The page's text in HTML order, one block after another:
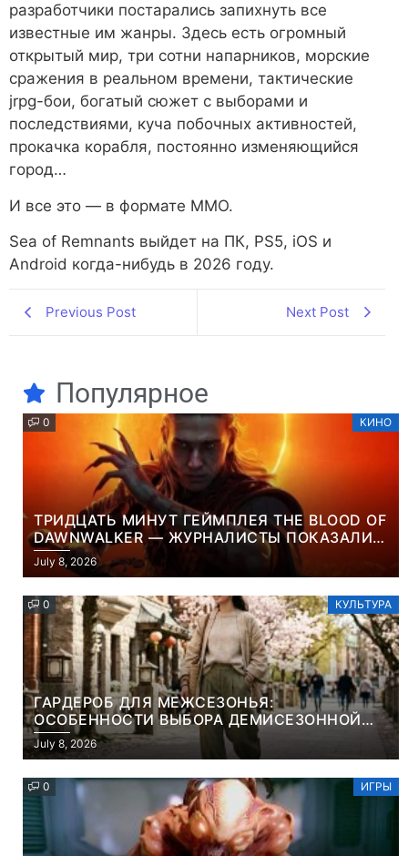
разработчики постарались запихнуть все
известные им жанры. Здесь есть огромный
открытый мир, три сотни напарников, морские
сражения в реальном времени, тактические
jrpg-бои, богатый сюжет с выборами и
последствиями, куча побочных активностей,
прокачка корабля, постоянно изменяющийся
город…
И все это — в формате ММО.
Sea of Remnants выйдет на ПК, PS5, iOS и
Android когда-нибудь в 2026 году.
Previous Post Next Post
Популярное
0 КИНО
ТРИДЦАТЬ МИНУТ ГЕЙМПЛЕЯ THE BLOOD OF
DAWNWALKER — ЖУРНАЛИСТЫ ПОКАЗАЛИ
НАЧАЛО НОВОЙ ИГРЫ ОТ ВЕТЕРАНОВ CD
PROJEKT RED
July 8, 2026
0 КУЛЬТУРА
ГАРДЕРОБ ДЛЯ МЕЖСЕЗОНЬЯ:
ОСОБЕННОСТИ ВЫБОРА ДЕМИСЕЗОННОЙ
ПАРКИ И ЭЛЕГАНТНОГО ЖЕНСКОГО ПЛАЩА
July 8, 2026
0 ИГРЫ